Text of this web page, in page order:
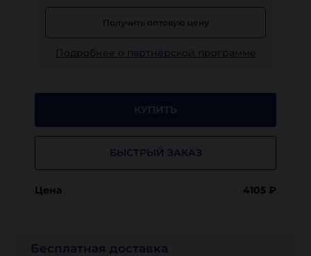
Получить оптовую цену
Подробнее о партнёрской программе
КУПИТЬ
БЫСТРЫЙ ЗАКАЗ
Цена 4105 ₽
Бесплатная доставка